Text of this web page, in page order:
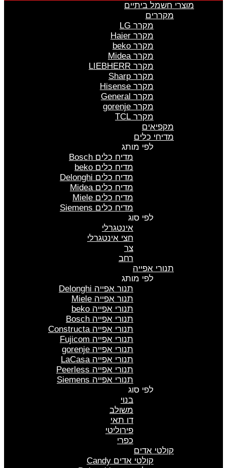
מוצרי חשמל ביתיים
מקררים
מקרר LG
מקרר Haier
מקרר beko
מקרר Midea
מקרר LIEBHERR
מקרר Sharp
מקרר Hisense
מקרר General
מקרר gorenje
מקרר TCL
מקפיאים
מדיחי כלים
לפי מותג
מדיח כלים Bosch
מדיח כלים beko
מדיח כלים Delonghi
מדיח כלים Midea
מדיח כלים Miele
מדיח כלים Siemens
לפי סוג
אינטגרלי
חצי אינטגרלי
צר
רחב
תנורי אפייה
לפי מותג
תנור אפייה Delonghi
תנור אפייה Miele
תנורי אפייה beko
תנורי אפייה Bosch
תנורי אפייה Constructa
תנורי אפייה Fujicom
תנורי אפייה gorenje
תנורי אפייה LaCasa
תנורי אפייה Peerless
תנורי אפייה Siemens
לפי סוג
בנוי
משולב
דו תאי
פירוליטי
כפרי
קולטי אדים
קולטי אדים Candy